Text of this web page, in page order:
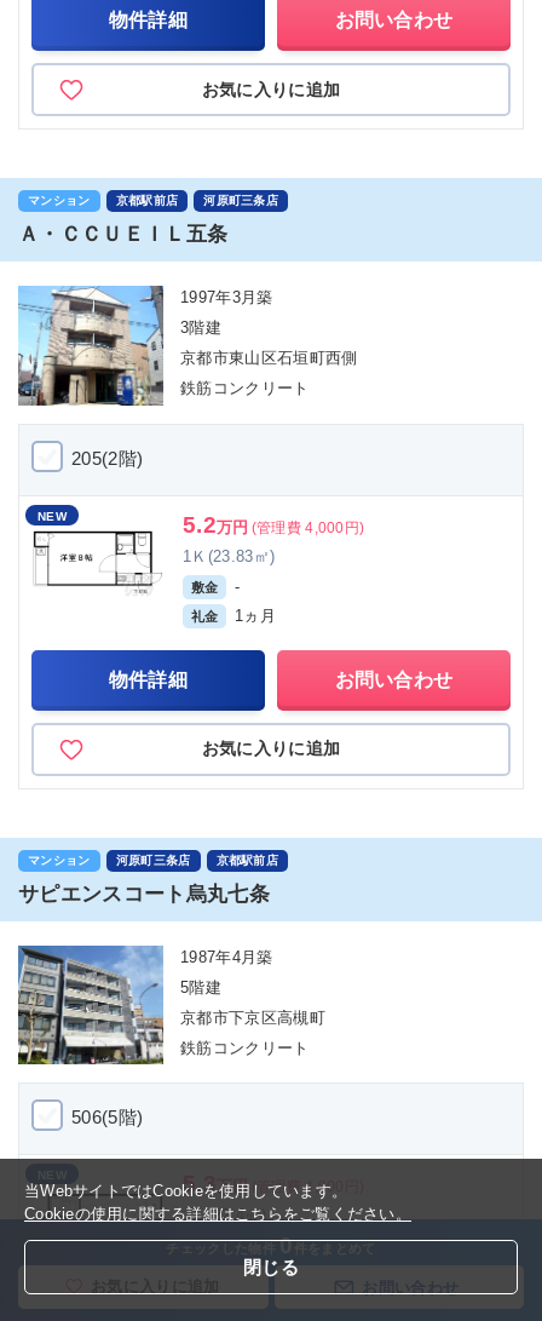
チェックした物件 0件をまとめて
物件詳細 お問い合わせ
お気に入りに追加
マンション 京都駅前店 河原町三条店
Ａ・ＣＣＵＥＩＬ五条
1997年3月築
3階建
京都市東山区石垣町西側
鉄筋コンクリート
205(2階)
NEW 5.2万円 (管理費 4,000円)
1Ｋ(23.83㎡)
敷金 -
礼金 1ヵ月
物件詳細 お問い合わせ
お気に入りに追加
マンション 河原町三条店 京都駅前店
サピエンスコート烏丸七条
1987年4月築
5階建
京都市下京区高槻町
鉄筋コンクリート
506(5階)
5.3万円 (管理費 4,000円)
1Ｋ(22.4㎡)
敷金 -
1ヵ月
当WebサイトではCookieを使用しています。
Cookieの使用に関する詳細はこちらをご覧ください。
閉じる